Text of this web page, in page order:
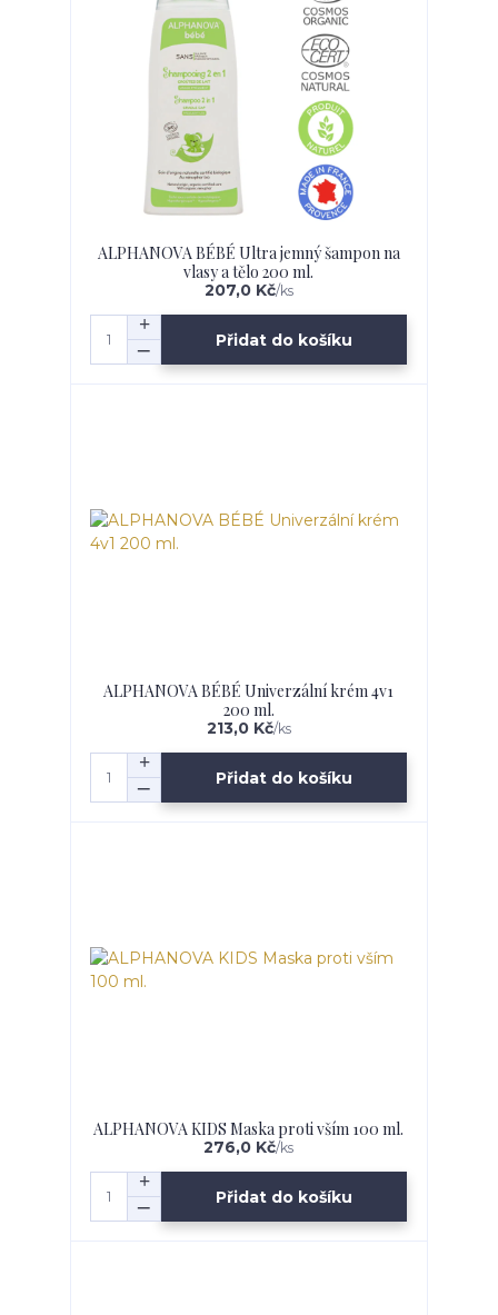
ALPHANOVA BÉBÉ Ultra jemný šampon na
vlasy a tělo 200 ml.
207,0 Kč/ks
Přidat do košíku
ALPHANOVA BÉBÉ Univerzální krém 4v1
200 ml.
213,0 Kč/ks
Přidat do košíku
ALPHANOVA KIDS Maska proti vším 100 ml.
276,0 Kč/ks
Přidat do košíku